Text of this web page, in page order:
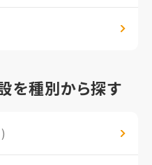
を種別から探す